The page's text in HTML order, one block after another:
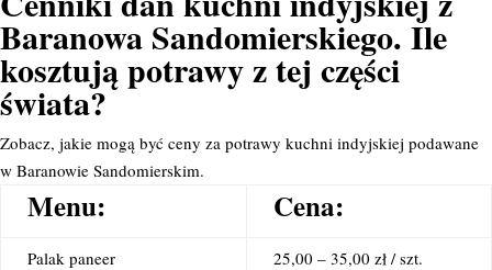
Baranowa Sandomierskiego. Ile
kosztują potrawy z tej części
świata?
Zobacz, jakie mogą być ceny za potrawy kuchni indyjskiej podawane
w Baranowie Sandomierskim.
Menu: Cena:
Palak paneer
25,00 – 35,00 zł / szt.